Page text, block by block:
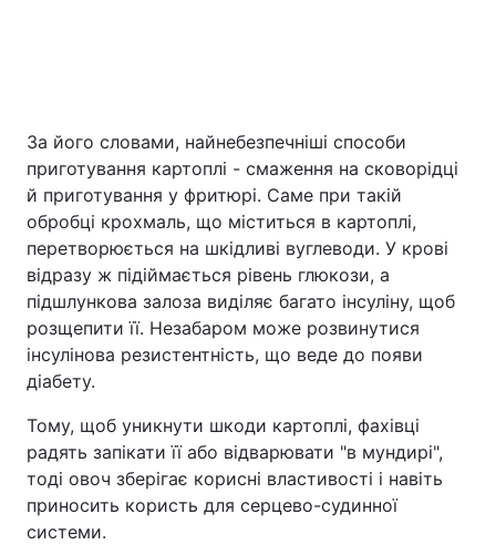
За його словами, найнебезпечніші способи
приготування картоплі - смаження на сковорідці
й приготування у фритюрі. Саме при такій
обробці крохмаль, що міститься в картоплі,
перетворюється на шкідливі вуглеводи. У крові
відразу ж підіймається рівень глюкози, а
підшлункова залоза виділяє багато інсуліну, щоб
розщепити її. Незабаром може розвинутися
інсулінова резистентність, що веде до появи
діабету.
Тому, щоб уникнути шкоди картоплі, фахівці
радять запікати її або відварювати "в мундирі",
тоді овоч зберігає корисні властивості і навіть
приносить користь для серцево-судинної
системи.